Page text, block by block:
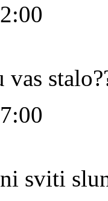
sviti